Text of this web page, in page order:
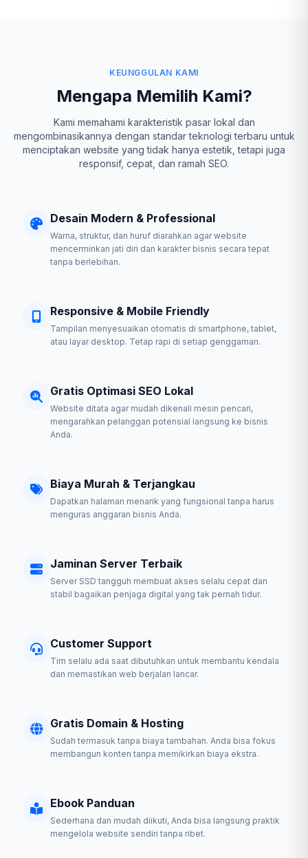
KEUNGGULAN KAMI
Mengapa Memilih Kami?
Kami memahami karakteristik pasar lokal dan
mengombinasikannya dengan standar teknologi terbaru untuk
menciptakan website yang tidak hanya estetik, tetapi juga
responsif, cepat, dan ramah SEO.
Desain Modern & Professional
Warna, struktur, dan huruf diarahkan agar website
mencerminkan jati diri dan karakter bisnis secara tepat
tanpa berlebihan.
Responsive & Mobile Friendly
Tampilan menyesuaikan otomatis di smartphone, tablet,
atau layar desktop. Tetap rapi di setiap genggaman.
Gratis Optimasi SEO Lokal
Website ditata agar mudah dikenali mesin pencari,
mengarahkan pelanggan potensial langsung ke bisnis
Anda.
Biaya Murah & Terjangkau
Dapatkan halaman menarik yang fungsional tanpa harus
menguras anggaran bisnis Anda.
Jaminan Server Terbaik
Server SSD tangguh membuat akses selalu cepat dan
stabil bagaikan penjaga digital yang tak pernah tidur.
Customer Support
Tim selalu ada saat dibutuhkan untuk membantu kendala
dan memastikan web berjalan lancar.
Gratis Domain & Hosting
Sudah termasuk tanpa biaya tambahan. Anda bisa fokus
membangun konten tanpa memikirkan biaya ekstra.
Ebook Panduan
Sederhana dan mudah diikuti, Anda bisa langsung praktik
mengelola website sendiri tanpa ribet.